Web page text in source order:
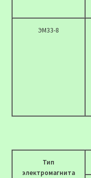
ЭМ33-8
Тип
электромагнита